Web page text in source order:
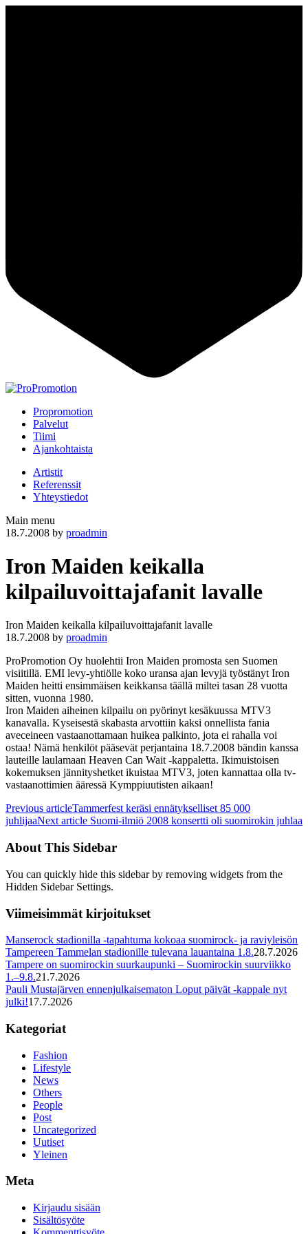
Propromotion
Palvelut
Tiimi
Ajankohtaista
Artistit
Referenssit
Yhteystiedot
Main menu
18.7.2008 by proadmin
Iron Maiden keikalla
kilpailuvoittajafanit lavalle
Iron Maiden keikalla kilpailuvoittajafanit lavalle
18.7.2008 by proadmin
ProPromotion Oy huolehtii Iron Maiden promosta sen Suomen
visiitillä. EMI levy-yhtiölle koko uransa ajan levyjä työstänyt Iron
Maiden heitti ensimmäisen keikkansa täällä miltei tasan 28 vuotta
sitten, vuonna 1980.
Iron Maiden aiheinen kilpailu on pyörinyt kesäkuussa MTV3
kanavalla. Kyseisestä skabasta arvottiin kaksi onnellista fania
aveceineen vastaanottamaan huikea palkinto, jota ei rahalla voi
ostaa! Nämä henkilöt pääsevät perjantaina 18.7.2008 bändin kanssa
lauteille laulamaan Heaven Can Wait -kappaletta. Ikimuistoisen
kokemuksen jännityshetket ikuistaa MTV3, joten kannattaa olla tv-
vastaanottimien ääressä Kymppiuutisten aikaan!
Previous articleTammerfest keräsi ennätykselliset 85 000
juhlijaaNext article Suomi-ilmiö 2008 konsertti oli suomirokin juhlaa
About This Sidebar
You can quickly hide this sidebar by removing widgets from the
Hidden Sidebar Settings.
Viimeisimmät kirjoitukset
Manserock stadionilla -tapahtuma kokoaa suomirock- ja raviyleisön
Tampereen Tammelan stadionille tulevana lauantaina 1.8.28.7.2026
Tampere on suomirockin suurkaupunki – Suomirockin suurviikko
1.–9.8.21.7.2026
Pauli Mustajärven ennenjulkaisematon Loput päivät -kappale nyt
julki!17.7.2026
Kategoriat
Fashion
Lifestyle
News
Others
People
Post
Uncategorized
Uutiset
Yleinen
Meta
Kirjaudu sisään
Sisältösyöte